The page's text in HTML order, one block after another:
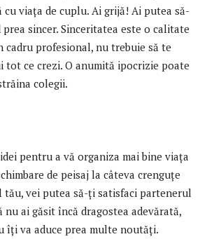
cu viața de cuplu. Ai grijă! Ai putea să-
sincer. Sinceritatea este o calitate
cadru profesional, nu trebuie să te
tot ce crezi. O anumită ipocrizie poate
colegii.
pentru a vă organiza mai bine viața
de peisaj la câteva crenguțe
vei putea să-ți satisfaci partenerul
nu ai găsit încă dragostea adevărată,
îți va aduce prea multe noutăți.